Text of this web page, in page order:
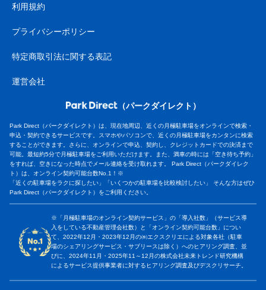
利用規約
プライバシーポリシー
特定商取引法に関する表記
運営会社
（パークダイレクト）
Park Direct（パークダイレクト）は、現在地周辺、近くの月極駐車場をオンラインで検索・
申込・契約できるサービスです。スマホやパソコンで、近くの月極駐車場をカンタンに検索
することができます。さらに、オンラインで申込、契約し、クレジットカードでの決済まで
可能。最短約5分で月極駐車場をご利用いただけます。また、満車の時には「空き待ち予約」
をすれば、空きになった時点でメール連絡を受け取れます。 Park Direct（パークダイレク
ト）は、オンライン契約可能台数No.1！※
「近くの駐車場をラクに探したい」「いくつかの駐車場を比較検討したい」 そんな方はぜひ
Park Direct（パークダイレクト）をご利用ください。
※「月極駐車場のオンライン契約サービス」の「導入社数」（サービス導
入をしている不動産管理会社数）と「オンライン契約可能台数」につい
て、2022年12月・2023年12月の㈱エクスクリエによる対象各社（駐車
場のシェアリングサービス・サブリースは除く）へのヒアリング調査、並
びに、2024年11月・2025年11～12月の株式会社未来トレンド研究機構
によるサービス提供事業者に対するヒアリング調査及びデスクリサーチ。